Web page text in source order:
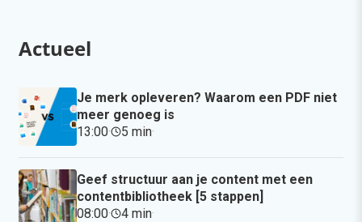
Actueel
Je merk opleveren? Waarom een PDF niet
meer genoeg is
13:00· 5 min·
Geef structuur aan je content met een
contentbibliotheek [5 stappen]
08:00· 4 min·